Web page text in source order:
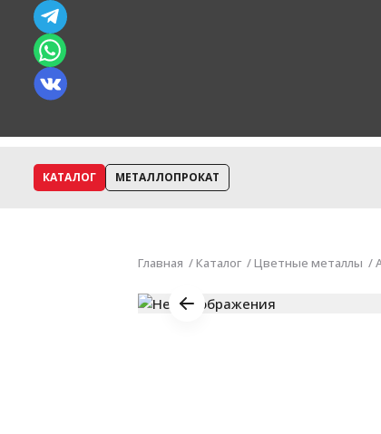
КАТАЛОГ МЕТАЛЛОПРОКАТ
Главная Каталог Цветные металлы